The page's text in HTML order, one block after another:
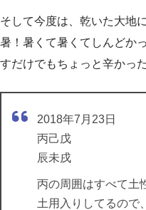
そして今度は、乾いた大地
暑！暑くて暑くてしんどか
すだけでもちょっと辛かっ
2018年7月23日
丙己戊
辰未戌
丙の周囲はすべて土
土用入りしてるの